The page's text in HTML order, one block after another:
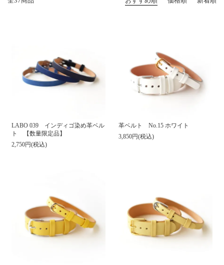
LABO 039 インディゴ染め革ベル
ト 【数量限定品】
2,750円(税込)
革ベルト No.15 ホワイト
3,850円(税込)